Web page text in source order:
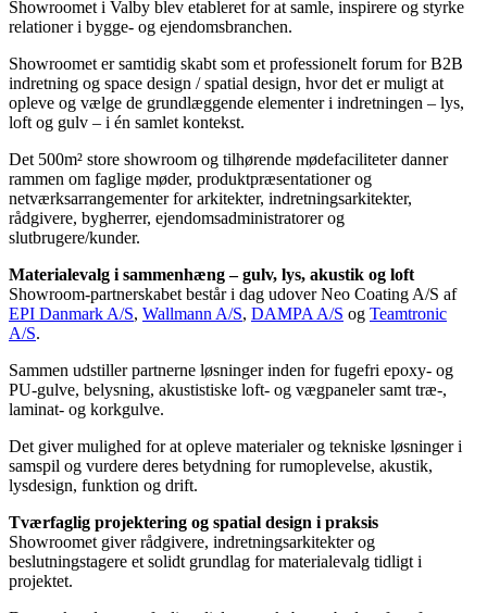
Showroomet i Valby blev etableret for at samle, inspirere og styrke
relationer i bygge- og ejendomsbranchen.
Showroomet er samtidig skabt som et professionelt forum for B2B
indretning og space design / spatial design, hvor det er muligt at
opleve og vælge de grundlæggende elementer i indretningen – lys,
loft og gulv – i én samlet kontekst.
Det 500m² store showroom og tilhørende mødefaciliteter danner
rammen om faglige møder, produktpræsentationer og
netværksarrangementer for arkitekter, indretningsarkitekter,
rådgivere, bygherrer, ejendomsadministratorer og
slutbrugere/kunder.
Materialevalg i sammenhæng – gulv, lys, akustik og loft
Showroom-partnerskabet består i dag udover Neo Coating A/S af
EPI Danmark A/S, Wallmann A/S, DAMPA A/S og Teamtronic
A/S.
Sammen udstiller partnerne løsninger inden for fugefri epoxy- og
PU-gulve, belysning, akustistiske loft- og vægpaneler samt træ-,
laminat- og korkgulve.
Det giver mulighed for at opleve materialer og tekniske løsninger i
samspil og vurdere deres betydning for rumoplevelse, akustik,
lysdesign, funktion og drift.
Tværfaglig projektering og spatial design i praksis
Showroomet giver rådgivere, indretningsarkitekter og
beslutningstagere et solidt grundlag for materialevalg tidligt i
projektet.